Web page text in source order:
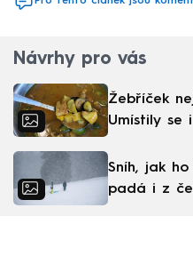
Návrhy pro vás
Žebříček
Umístily se
Sníh, jak
padá i z